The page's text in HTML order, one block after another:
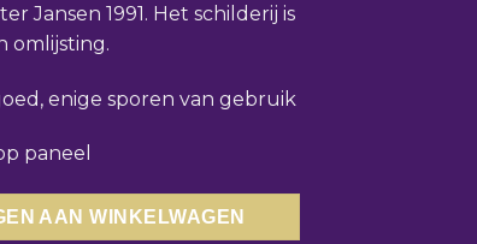
Jansen 1991. Het schilderij is
omlijsting.
enige sporen van gebruik
paneel
AAN WINKELWAGEN